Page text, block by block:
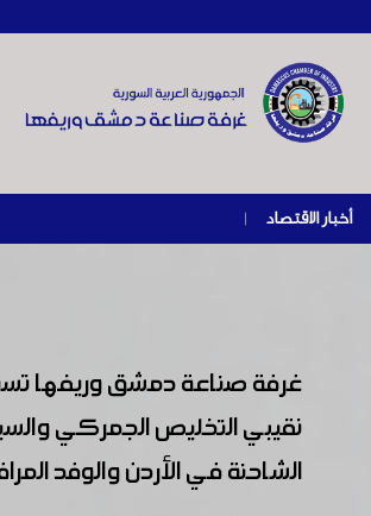
أخبار الاقتصاد |
غرفة صناعة دمشق وريفها
نقيبي التخليص الجمركي
الشاحنة في الأردن والوفد